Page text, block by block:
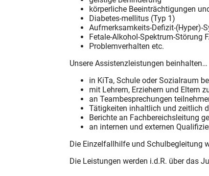
körperliche Beeinträchtigungen
Diabetes-mellitus (Typ 1)
Aufmerksamkeits-Defizit-(Hyper)-
Fetale-Alkohol-Spektrum-Störung
Problemverhalten etc.
Unsere Assistenzleistungen beinhalten…
in KiTa, Schule oder Sozialraum
mit Lehrern, Erziehern und Eltern
an Teambesprechungen
Tätigkeiten inhaltlich und zeitlich
Berichte an Fachbereichsleitung
an internen und externen
Die Einzelfallhilfe und Schulbegleitung
Die Leistungen werden i.d.R. über das